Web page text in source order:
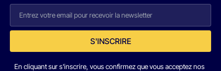
S'INSCRIRE
En cliquant sur s'inscrire, vous confirmez que vous acceptez nos